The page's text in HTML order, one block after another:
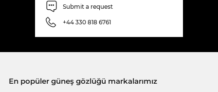
Submit a request
+44 330 818 6761
En popüler güneş gözlüğü markalarımız